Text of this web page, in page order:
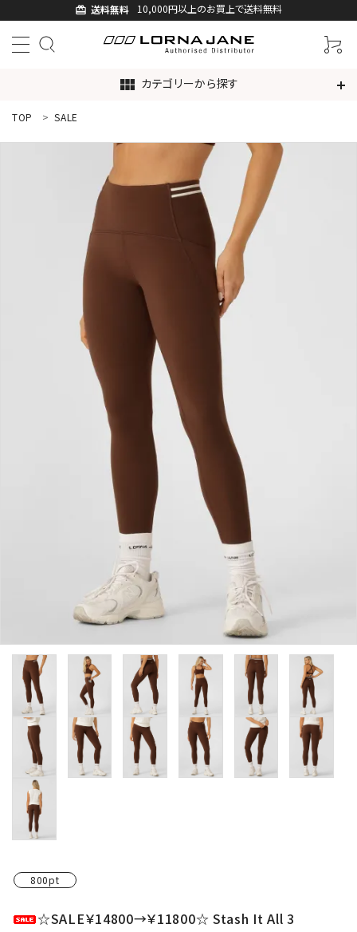
card_giftcard 送料無料 10,000円以上のお買上で送料無料
view_module カテゴリーから探す
ACCOUNT MENU
ようこそ ゲスト 様
新規会員登録
アイテムから探す
カラーから探す
INFORMATIOM
TOP SALE
800pt
☆SALE￥14800→￥11800☆ Stash It All 3